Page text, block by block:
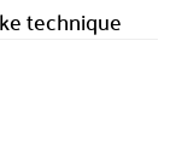
technique